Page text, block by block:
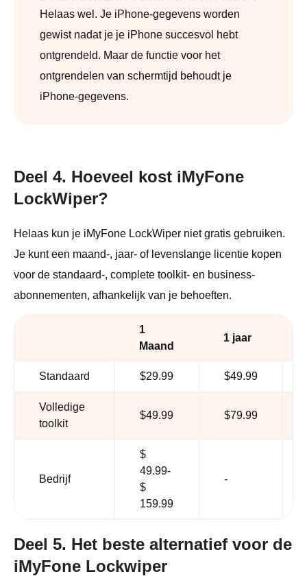
Helaas wel. Je iPhone-gegevens worden
gewist nadat je je iPhone succesvol hebt
ontgrendeld. Maar de functie voor het
ontgrendelen van schermtijd behoudt je
iPhone-gegevens.
Deel 4. Hoeveel kost iMyFone
LockWiper?
Helaas kun je iMyFone LockWiper niet gratis gebruiken.
Je kunt een maand-, jaar- of levenslange licentie kopen
voor de standaard-, complete toolkit- en business-
abonnementen, afhankelijk van je behoeften.
1
Maand
1 jaar
Standaard $29.99 $49.99
Volledige
toolkit
$49.99 $79.99
Bedrijf
$
49.99-
$
159.99
-
Deel 5. Het beste alternatief voor de
iMyFone Lockwiper